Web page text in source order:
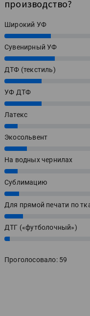
производство?
Широкий УФ
25%
Сувенирный УФ
27%
ДТФ (текстиль)
20%
УФ ДТФ
20%
Латекс
7%
Экосольвент
12%
На водных чернилах
7%
Сублимацию
8%
Для прямой печати по
10%
ДТГ («футболочный»)
3%
Проголосовало: 59